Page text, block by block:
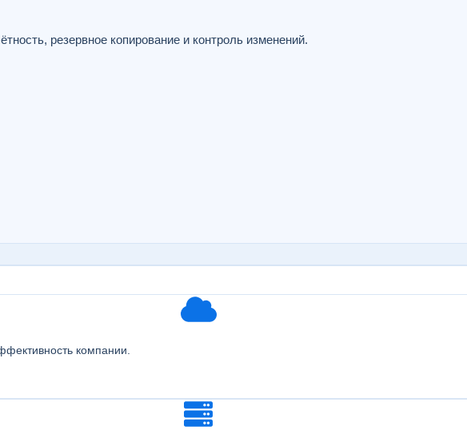
резервное копирование и контроль изменений.
компании.